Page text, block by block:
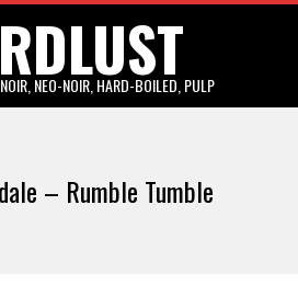
NEO-NOIR, HARD-BOILED, PULP
– Rumble Tumble